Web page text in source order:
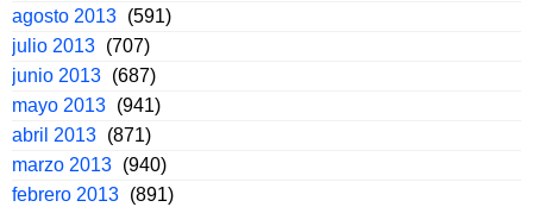
agosto 2013 (591)
julio 2013 (707)
junio 2013 (687)
mayo 2013 (941)
abril 2013 (871)
marzo 2013 (940)
febrero 2013 (891)